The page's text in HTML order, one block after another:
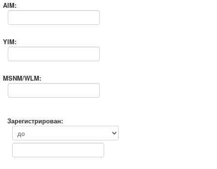
AIM:
YIM:
MSNM/WLM:
Зарегистрирован: